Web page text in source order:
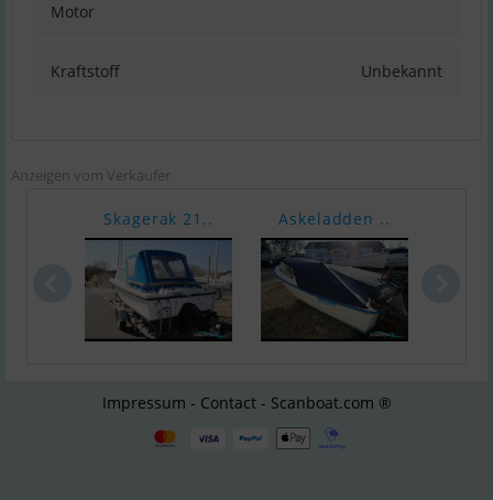
Motor
Kraftstoff Unbekannt
Anzeigen vom Verkäufer
Skagerak 21.. Askeladden ..
Impressum - Contact - Scanboat.com ®